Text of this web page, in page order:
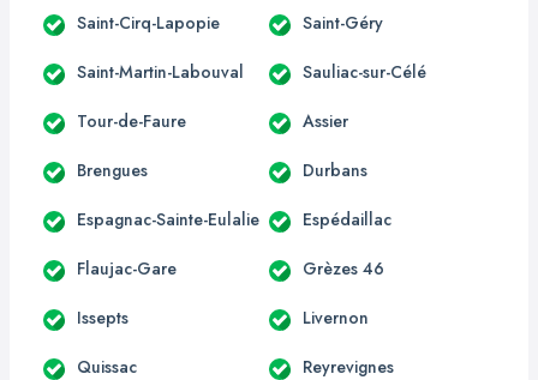
Saint-Cirq-Lapopie Saint-Géry
Saint-Martin-Labouval Sauliac-sur-Célé
Tour-de-Faure Assier
Brengues Durbans
Espagnac-Sainte-Eulalie Espédaillac
Flaujac-Gare Grèzes 46
Issepts Livernon
Quissac Reyrevignes